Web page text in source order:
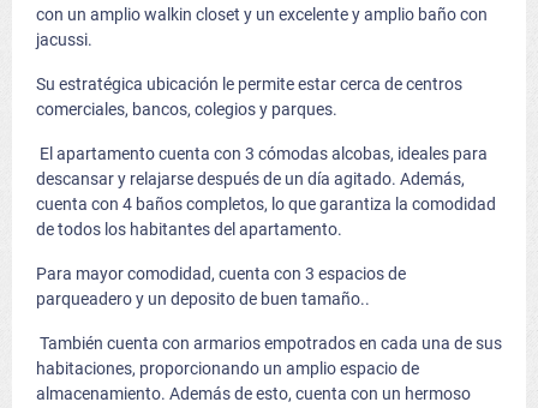
con un amplio walkin closet y un excelente y amplio baño con
jacussi.
Su estratégica ubicación le permite estar cerca de centros
comerciales, bancos, colegios y parques.
El apartamento cuenta con 3 cómodas alcobas, ideales para
descansar y relajarse después de un día agitado. Además,
cuenta con 4 baños completos, lo que garantiza la comodidad
de todos los habitantes del apartamento.
Para mayor comodidad, cuenta con 3 espacios de
parqueadero y un deposito de buen tamaño..
También cuenta con armarios empotrados en cada una de sus
habitaciones, proporcionando un amplio espacio de
almacenamiento. Además de esto, cuenta con un hermoso